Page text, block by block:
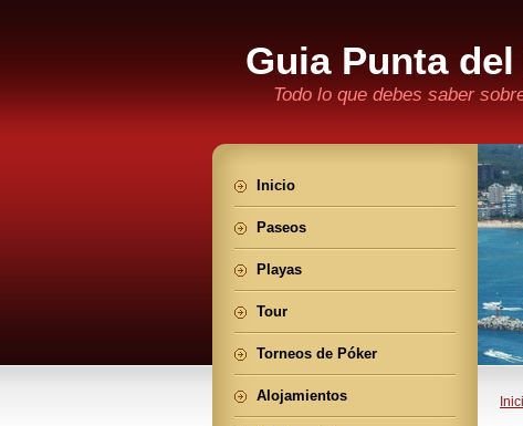
Guia Punta
Todo lo que debes saber
Inicio
Paseos
Playas
Tour
Torneos de Póker
Alojamientos